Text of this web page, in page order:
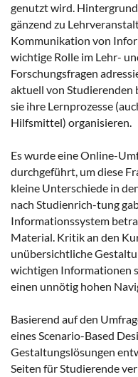
genutzt wird.
gänzend zu
Kommunikation von
wichtige Rolle im Lehr-
Forschungsfragen
aktuell von Studierenden
sie ihre Lernprozesse
Hilfsmittel) organisieren.
Es wurde eine Online-
durchgeführt, um diese
kleine Unterschiede in
nach Studienrich-tung
Informationssystem
Material. Kritik an den
unübersichtliche
wichtigen Informationen
einen unnötig hohen
Basierend auf den
eines Scenario-Based
Gestaltungslösungen
Seiten für Studierende